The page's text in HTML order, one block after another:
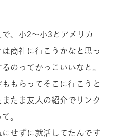
、小2〜小3とアメリカ
商社に行こうかなと思っ
のってかっこいいなと。
もらってそこに行こうと
たま友人の紹介でリンク
。
せずに就活してたんです